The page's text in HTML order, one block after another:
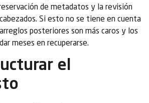
de metadatos y la revisión
Si esto no se tiene en cuenta
posteriores son más caros y los
meses en recuperarse.
el